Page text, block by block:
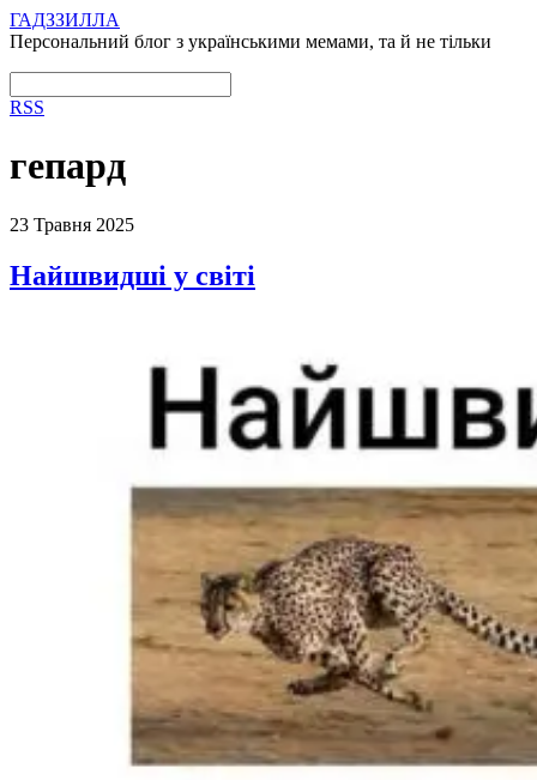
ГАДЗЗИЛЛА
Персональний блог з українськими мемами, та й не тільки
RSS
гепард
23 Травня 2025
Найшвидші у світі